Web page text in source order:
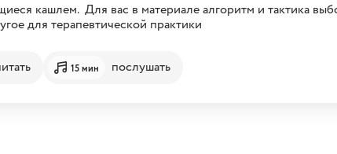
кашлем. Для вас в материале алгоритм и тактика
для терапевтической практики
15 мин послушать